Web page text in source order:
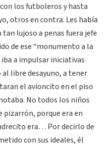
los futboleros y hasta
otros en contra. Les había
lujoso a penas fuera jefe
de ese “monumento a la
a impulsar iniciativas
libre desayuno, a tener
el avioncito en el piso
No todos los niños
porque era en
era… Por decirlo de
con sus ideales, él